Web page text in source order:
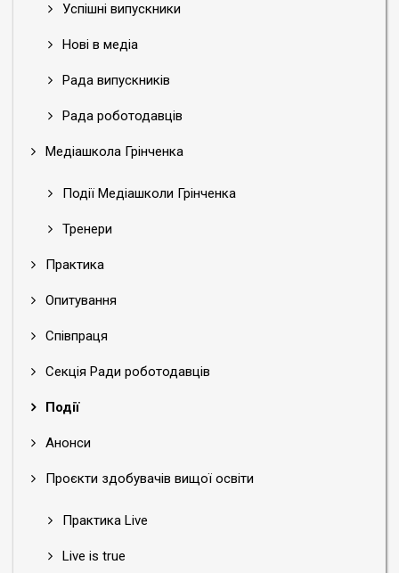
Успішні випускники
Нові в медіа
Рада випускників
Рада роботодавців
Медіашкола Грінченка
Події Медіашколи Грінченка
Тренери
Практика
Опитування
Співпраця
Секція Ради роботодавців
Події
Анонси
Проєкти здобувачів вищої освіти
Практика Live
Live is true